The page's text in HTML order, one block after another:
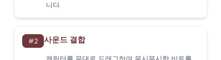
니다.
#2 사운드 결합